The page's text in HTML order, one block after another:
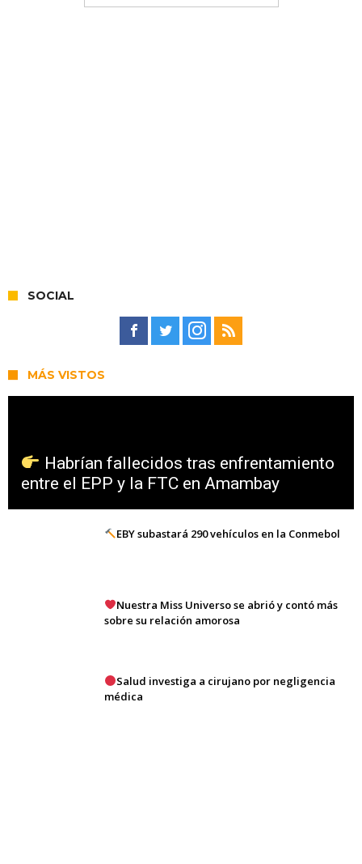
SOCIAL
MÁS VISTOS
Habrían fallecidos tras enfrentamiento
entre el EPP y la FTC en Amambay
EBY subastará 290 vehículos en la Conmebol
Nuestra Miss Universo se abrió y contó más
sobre su relación amorosa
Salud investiga a cirujano por negligencia
médica